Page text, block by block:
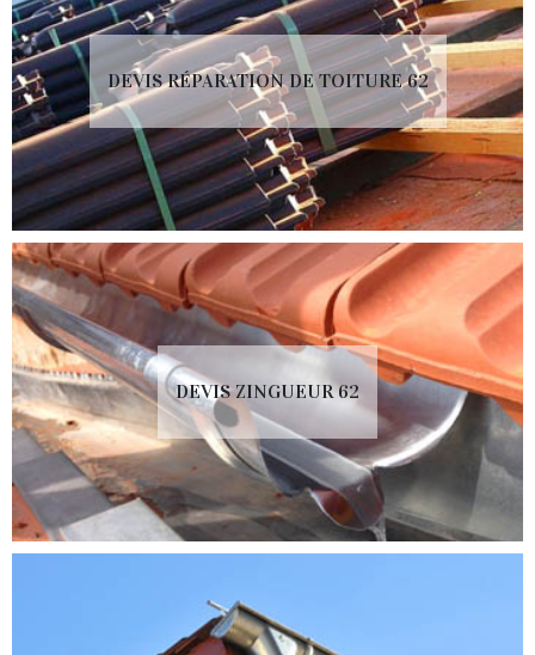
DEVIS RÉPARATION DE TOITURE 62
DEVIS ZINGUEUR 62